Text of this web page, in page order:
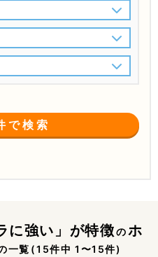
で検索
に強い」が特徴のホ
一覧 (15件中 1〜15件)